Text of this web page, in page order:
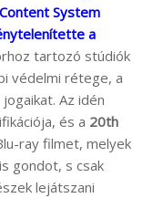
System
a
tartozó stúdiók
védelmi rétege, a
Az idén
és a 20th
ray filmet, melyek
gondot, s csak
lejátszani